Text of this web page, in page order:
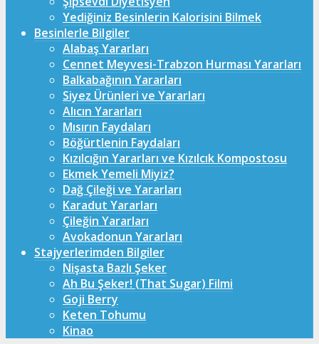
Yediğiniz Besinlerin Kalorisini Bilmek
Besinlerle Bilgiler
Alabaş Yararları
Cennet Meyvesi-Trabzon Hurması Yararları
Balkabağının Yararları
Siyez Ürünleri ve Yararları
Alıcın Yararları
Mısırın Faydaları
Böğürtlenin Faydaları
Kızılcığın Yararları ve Kızılcık Kompostosu
Ekmek Yemeli Miyiz?
Dağ Çileği ve Yararları
Karadut Yararları
Çileğin Yararları
Avokadonun Yararları
Stajyerlerimden Bilgiler
Nişasta Bazlı Şeker
Ah Bu Şeker! (That Sugar) Filmi
Goji Berry
Keten Tohumu
Kinao